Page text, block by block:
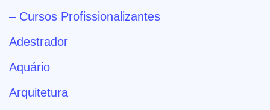
– Cursos Profissionalizantes
Adestrador
Aquário
Arquitetura